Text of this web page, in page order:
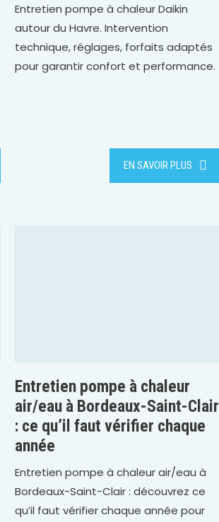
Entretien pompe à chaleur Daikin
autour du Havre. Intervention
technique, réglages, forfaits adaptés
pour garantir confort et performance.
EN SAVOIR PLUS
Entretien pompe à chaleur
air/eau à Bordeaux-Saint-Clair
: ce qu’il faut vérifier chaque
année
Entretien pompe à chaleur air/eau à
Bordeaux-Saint-Clair : découvrez ce
qu’il faut vérifier chaque année pour